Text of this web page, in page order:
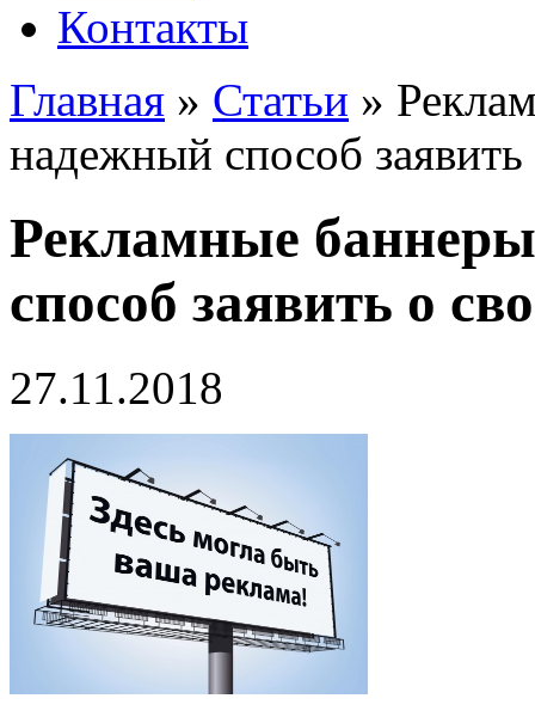
Контакты
Главная » Статьи »
надежный способ
Рекламные
способ заявить о
27.11.2018